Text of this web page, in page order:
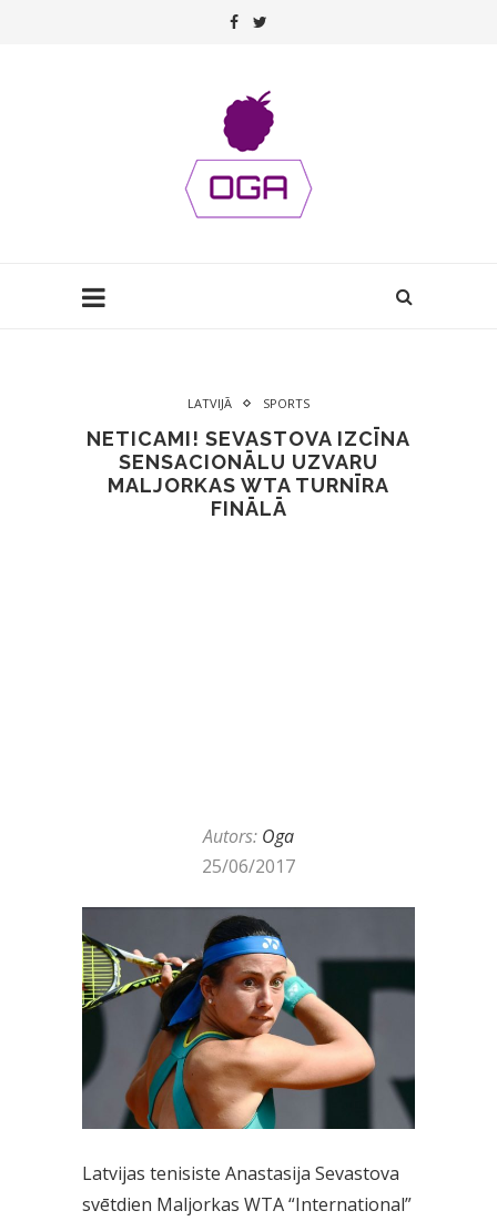
LATVIJĀ SPORTS
NETICAMI! SEVASTOVA IZCĪNA
SENSACIONĀLU UZVARU
MALJORKAS WTA TURNĪRA
FINĀLĀ
Autors: Oga
25/06/2017
Latvijas tenisiste Anastasija Sevastova
svētdien Maljorkas WTA “International”